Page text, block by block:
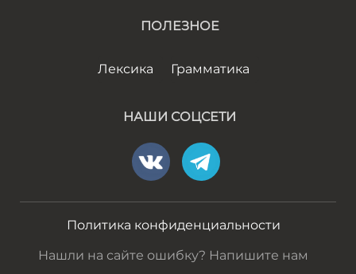
ПОЛЕЗНОЕ
Лексика Грамматика
НАШИ СОЦСЕТИ
Политика конфиденциальности
Нашли на сайте ошибку? Напишите нам